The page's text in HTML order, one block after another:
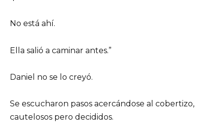
No está ahí.
Ella salió a caminar antes.”
Daniel no se lo creyó.
Se escucharon pasos acercándose al cobertizo,
cautelosos pero decididos.